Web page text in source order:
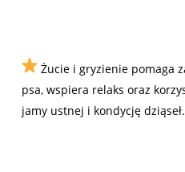
Żucie i gryzienie pomaga
psa, wspiera relaks oraz
jamy ustnej i kondycję dziąseł.